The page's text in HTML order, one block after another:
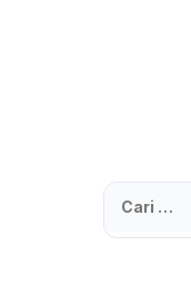
Cari
untuk: